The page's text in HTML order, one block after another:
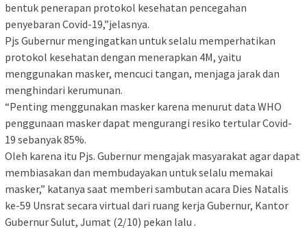
bentuk penerapan protokol kesehatan pencegahan
penyebaran Covid-19,”jelasnya.
Pjs Gubernur mengingatkan untuk selalu memperhatikan
protokol kesehatan dengan menerapkan 4M, yaitu
menggunakan masker, mencuci tangan, menjaga jarak dan
menghindari kerumunan.
“Penting menggunakan masker karena menurut data WHO
penggunaan masker dapat mengurangi resiko tertular Covid-
19 sebanyak 85%.
Oleh karena itu Pjs. Gubernur mengajak masyarakat agar dapat
membiasakan dan membudayakan untuk selalu memakai
masker,” katanya saat memberi sambutan acara Dies Natalis
ke-59 Unsrat secara virtual dari ruang kerja Gubernur, Kantor
Gubernur Sulut, Jumat (2/10) pekan lalu .